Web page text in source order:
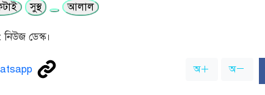
সুস্থ আলাল
ডেস্ক।
অ অ